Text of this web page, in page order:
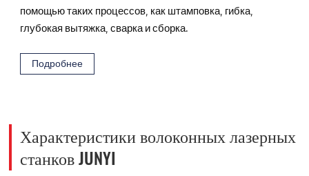
помощью таких процессов, как штамповка, гибка,
глубокая вытяжка, сварка и сборка.
Подробнее
Характеристики волоконных лазерных
станков JUNYI